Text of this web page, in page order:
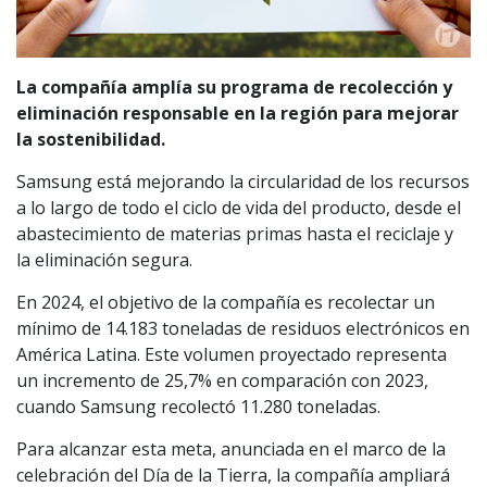
La compañía amplía su programa de recolección y
eliminación responsable en la región para mejorar
la sostenibilidad.
Samsung está mejorando la circularidad de los recursos
a lo largo de todo el ciclo de vida del producto, desde el
abastecimiento de materias primas hasta el reciclaje y
la eliminación segura.
En 2024, el objetivo de la compañía es recolectar un
mínimo de 14.183 toneladas de residuos electrónicos en
América Latina. Este volumen proyectado representa
un incremento de 25,7% en comparación con 2023,
cuando Samsung recolectó 11.280 toneladas.
Para alcanzar esta meta, anunciada en el marco de la
celebración del Día de la Tierra, la compañía ampliará